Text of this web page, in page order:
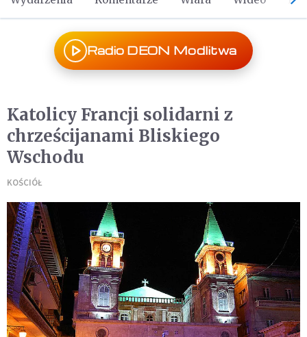
Radio DEON Modlitwa
Katolicy Francji solidarni z
chrześcijanami Bliskiego
Wschodu
KOŚCIÓŁ